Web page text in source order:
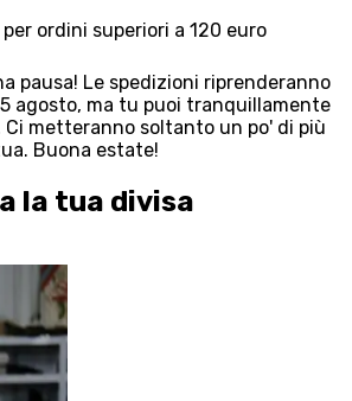
ordini superiori a 120 euro
pausa! Le spedizioni riprenderanno
agosto, ma tu puoi tranquillamente
Ci metteranno soltanto un po' di più
Buona estate!
la tua divisa